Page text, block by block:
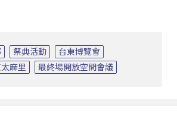
祭典活動
台東博覽會
麻里
最終場開放空間會議